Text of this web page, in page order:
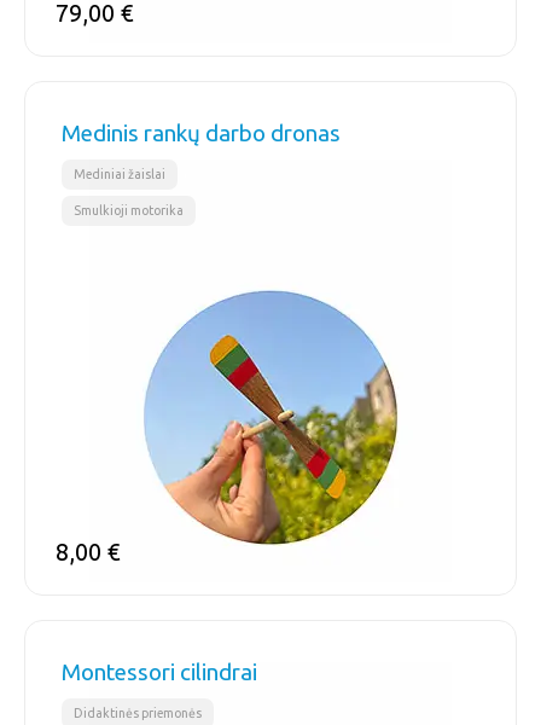
79,00 €
Medinis rankų darbo dronas
Mediniai žaislai
Smulkioji motorika
8,00 €
Montessori cilindrai
Didaktinės priemonės